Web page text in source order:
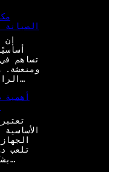
الصيانة
إن
تساهم
ومنعشة.
الرائدة في مجال تكنولوجيا ال…
أهمية
تلعب
بشكل متساوٍ داخل الغرفة، كم…